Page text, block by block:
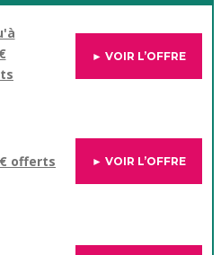
► VOIR L’OFFRE
offerts ► VOIR L’OFFRE